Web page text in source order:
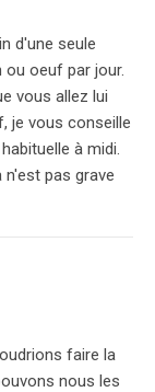
d'une seule
ou oeuf par jour.
vous allez lui
je vous conseille
à midi.
pas grave
faire la
nous les